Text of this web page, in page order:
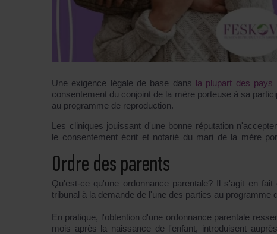
Une exigence légale de base dans la plupart des pays
consentement du conjoint de la mère porteuse à sa
au programme de reproduction.
Les cliniques jouissant d'une bonne réputation
le consentement écrit et notarié du mari de la mère
Ordre des parents
Qu'est-ce qu'une ordonnance parentale? Il s'agit en
tribunal à la demande de l'une des parties au
En pratique, l'obtention d'une ordonnance parentale
mois après la naissance de l'enfant, introduisent